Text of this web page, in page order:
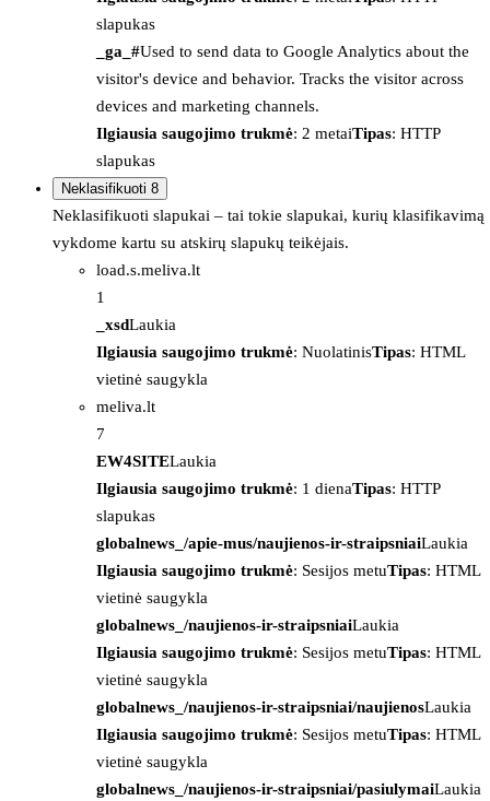
slapukas
_ga_#Used to send data to Google Analytics about the
visitor's device and behavior. Tracks the visitor across
devices and marketing channels.
Ilgiausia saugojimo trukmė: 2 metaiTipas: HTTP
slapukas
Neklasifikuoti 8
Neklasifikuoti slapukai – tai tokie slapukai, kurių klasifikavimą
vykdome kartu su atskirų slapukų teikėjais.
load.s.meliva.lt
1
_xsdLaukia
Ilgiausia saugojimo trukmė: NuolatinisTipas: HTML
vietinė saugykla
meliva.lt
7
EW4SITELaukia
Ilgiausia saugojimo trukmė: 1 dienaTipas: HTTP
slapukas
globalnews_/apie-mus/naujienos-ir-straipsniaiLaukia
Ilgiausia saugojimo trukmė: Sesijos metuTipas: HTML
vietinė saugykla
globalnews_/naujienos-ir-straipsniaiLaukia
Ilgiausia saugojimo trukmė: Sesijos metuTipas: HTML
vietinė saugykla
globalnews_/naujienos-ir-straipsniai/naujienosLaukia
Ilgiausia saugojimo trukmė: Sesijos metuTipas: HTML
vietinė saugykla
globalnews_/naujienos-ir-straipsniai/pasiulymaiLaukia